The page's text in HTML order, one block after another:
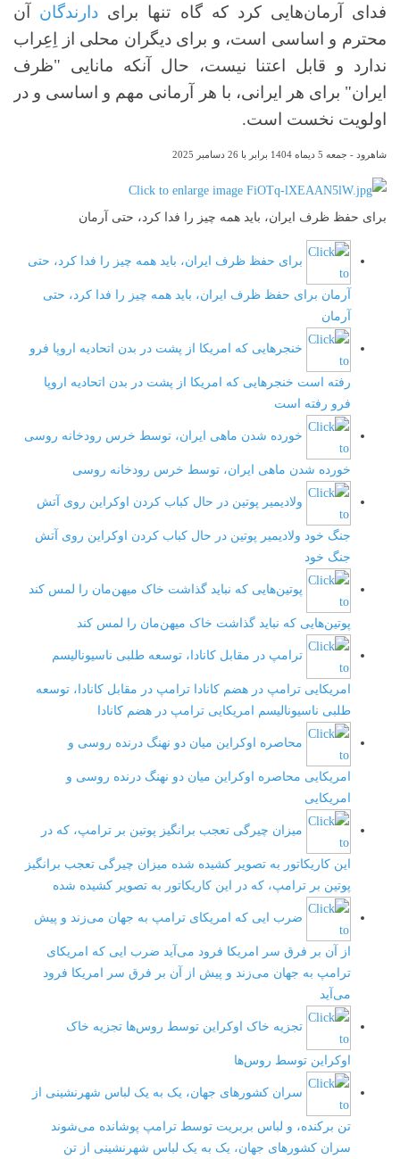
فدای آرمان‌هایی کرد که گاه تنها برای دارندگان آن
محترم و اساسی است، و برای دیگران محلی از اِعِراب
ندارد و قابل اعتنا نیست، حال آنکه مانایی "ظرف
ایران" برای هر ایرانی، با هر آرمانی مهم و اساسی و در
اولویت نخست است.
شاهرود - جمعه 5 دیماه 1404 برابر با 26 دسامبر 2025
برای حفظ ظرف ایران، باید همه چیز را فدا کرد، حتی آرمان
برای حفظ ظرف ایران، باید همه چیز را فدا کرد، حتی
آرمان برای حفظ ظرف ایران، باید همه چیز را فدا کرد، حتی
آرمان
خنجرهایی که امریکا از پشت در بدن اتحادیه اروپا فرو
رفته است خنجرهایی که امریکا از پشت در بدن اتحادیه اروپا
فرو رفته است
خورده شدن ماهی ایران، توسط خرس رودخانه روسی
خورده شدن ماهی ایران، توسط خرس رودخانه روسی
ولادیمیر پوتین در حال کباب کردن اوکراین روی آتش
جنگ خود ولادیمیر پوتین در حال کباب کردن اوکراین روی آتش
جنگ خود
پوتین‌هایی که نباید گذاشت خاک میهن‌مان را لمس کند
پوتین‌هایی که نباید گذاشت خاک میهن‌مان را لمس کند
ترامپ در مقابل کانادا، توسعه طلبی ناسیونالیسم
امریکایی ترامپ در هضم کانادا ترامپ در مقابل کانادا، توسعه
طلبی ناسیونالیسم امریکایی ترامپ در هضم کانادا
محاصره اوکراین میان دو نهنگ درنده روسی و
امریکایی محاصره اوکراین میان دو نهنگ درنده روسی و
امریکایی
میزان چیرگی تعجب برانگیز پوتین بر ترامپ، که در
این کاریکاتور به تصویر کشیده شده میزان چیرگی تعجب برانگیز
پوتین بر ترامپ، که در این کاریکاتور به تصویر کشیده شده
ضرب‌ ایی که امریکای ترامپ به جهان می‌زند و پیش
از آن بر فرق سر امریکا فرود می‌آید ضرب‌ ایی که امریکای
ترامپ به جهان می‌زند و پیش از آن بر فرق سر امریکا فرود
می‌آید
تجزیه خاک اوکراین توسط روس‌ها تجزیه خاک
اوکراین توسط روس‌ها
سران کشورهای جهان، یک به یک لباس شهرنشینی از
تن برکنده، و لباس بربریت توسط ترامپ پوشانده می‌شوند
سران کشورهای جهان، یک به یک لباس شهرنشینی از تن